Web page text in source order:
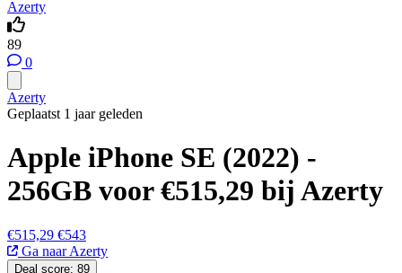
Azerty
89
0
Azerty
Geplaatst 1 jaar geleden
Apple iPhone SE (2022) -
256GB voor €515,29 bij Azerty
€515,29 €543
Ga naar Azerty
Deal score: 89